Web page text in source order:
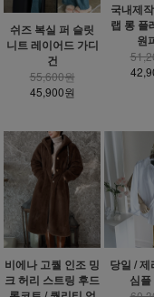
쉬즈 복실 퍼 슬릿
니트 레이어드 가디
건
55,600원
45,900원
국내제
랩 롱 플
원
비에나 고퀄 인조 밍
크 허리 스트링 후드
당일 /
심